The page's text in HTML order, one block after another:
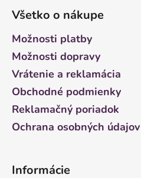
Všetko o nákupe
Možnosti platby
Možnosti dopravy
Vrátenie a reklamácia
Obchodné podmienky
Reklamačný poriadok
Ochrana osobných údajov
Informácie